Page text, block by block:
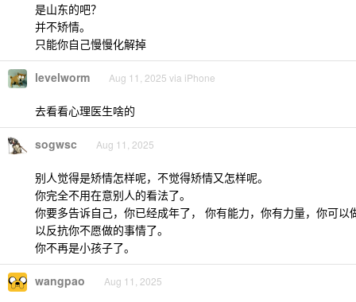
是山东的吧？
并不矫情。
只能你自己慢慢化解掉
levelworm Aug 11, 2025 via iPhone
去看看心理医生啥的
sogwsc Aug 11, 2025
别人觉得是矫情怎样呢，不觉得矫情又怎样呢。
你完全不用在意别人的看法了。
你要多告诉自己，你已经成年了， 你有能力，你有力量，你可以
以反抗你不愿做的事情了。
你不再是小孩子了。
wangpao Aug 11, 2025